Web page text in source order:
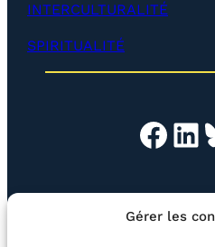
Gérer les
p
e
r
)
INTERCULTURALITÉ
SPIRITUALITÉ
Facebook LinkedIn
EN QUESTION